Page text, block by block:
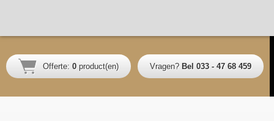
Offerte: 0 product(en) Vragen? Bel 033 - 47 68 459